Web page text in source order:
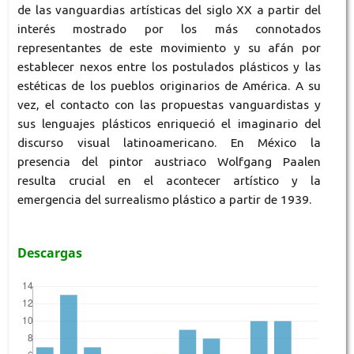
de las vanguardias artísticas del siglo XX a partir del
interés mostrado por los más connotados
representantes de este movimiento y su afán por
establecer nexos entre los postulados plásticos y las
estéticas de los pueblos originarios de América. A su
vez, el contacto con las propuestas vanguardistas y
sus lenguajes plásticos enriqueció el imaginario del
discurso visual latinoamericano. En México la
presencia del pintor austriaco Wolfgang Paalen
resulta crucial en el acontecer artístico y la
emergencia del surrealismo plástico a partir de 1939.
Descargas